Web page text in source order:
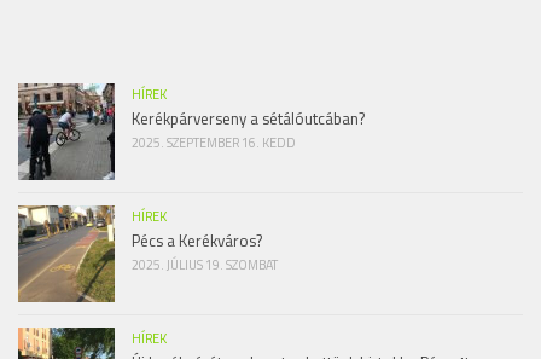
HÍREK
Kerékpárverseny a sétálóutcában?
2025. SZEPTEMBER 16. KEDD
HÍREK
Pécs a Kerékváros?
2025. JÚLIUS 19. SZOMBAT
HÍREK